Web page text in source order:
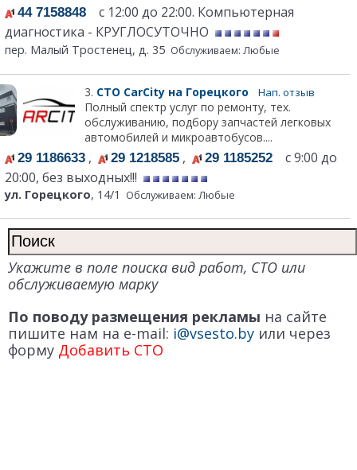
44 7158848 с 12:00 до 22:00. Компьютерная
диагностика - КРУГЛОСУТОЧНО
пер. Малый Тростенец, д. 35 Обслуживаем: Любые
3. СТО CarCity на Горецкого Нап. отзыв
Полный спектр услуг по ремонту, тех.
обслуживанию, подбору запчастей легковых
автомобилей и микроавтобусов....
29 1186633 , 29 1218585 , 29 1185252 с 9:00 до
20:00, без выходных!!!
ул. Горецкого, 14/1 Обслуживаем: Любые
Укажите в поле поиска вид работ, СТО или
обслуживаемую марку
По поводу размещения рекламы на сайте
пишите нам на e-mail: i@vsesto.by или через
форму Добавить СТО